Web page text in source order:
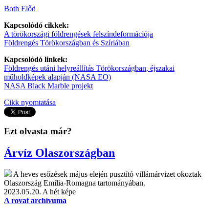
Both Előd
Kapcsolódó cikkek:
A törökországi földrengések felszíndeformációja
Földrengés Törökországban és Szíriában
Kapcsolódó linkek:
Földrengés utáni helyreállítás Törökországban, éjszakai
műholdképek alapján (NASA EO)
NASA Black Marble projekt
Cikk nyomtatása
Ezt olvasta már?
Árvíz Olaszországban
A heves esőzések május elején pusztító villámárvizet okoztak
Olaszország Emilia-Romagna tartományában.
2023.05.20. A hét képe
A rovat archívuma